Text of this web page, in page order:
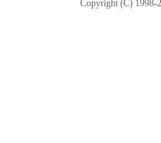
Copyright (C) 1998-